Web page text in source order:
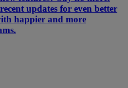
updates for even better
happier and more